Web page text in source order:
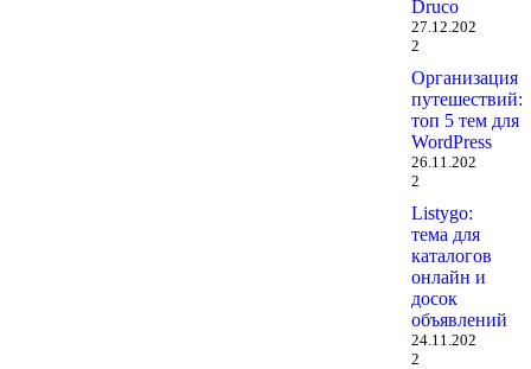
Druco
27.12.202
2
Организация
путешествий:
топ 5 тем для
WordPress
26.11.202
2
Listygo:
тема для
каталогов
онлайн и
досок
объявлений
24.11.202
2